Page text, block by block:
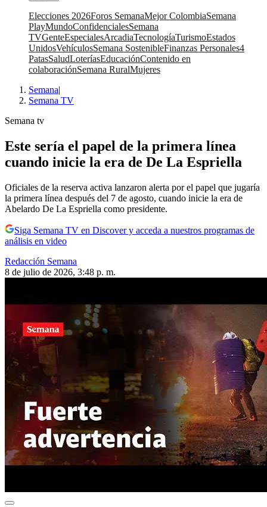
Elecciones 2026Foros SemanaMejor ColombiaSemana
PlayMundoConfidencialesSemana
TVGenteEspecialesArcadiaTecnologíaTurismoEstados
UnidosVehículosSemana SostenibleFinanzas Personales4
PatasSaludLoteríasEducaciónContenido en
colaboraciónSemana RuralMujeres
Semana|
Semana TV
Semana tv
Este sería el papel de la primera línea
cuando inicie la era de De La Espriella
Oficiales de la reserva activa lanzaron alerta por el papel que jugaría
la primera línea después del 7 de agosto, cuando inicie la era de
Abelardo De La Espriella como presidente.
Siga Semana TV en Discover y acceda a nuestros programas de
análisis en video
Redacción Semana
8 de julio de 2026, 3:48 p. m.